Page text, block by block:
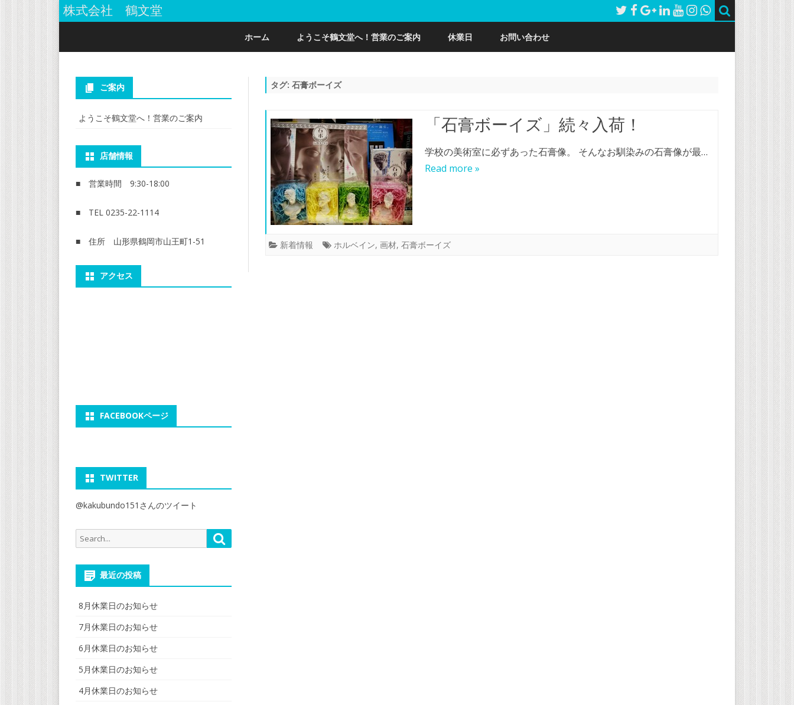
株式会社 鶴文堂
to
content
ホーム ようこそ鶴文堂へ！営業のご案内 休業日 お問い合わせ
タグ:石膏ボーイズ
「石膏ボーイズ」続々入荷！
学校の美術室に必ずあった石膏像。 そんなお馴染みの石膏像が最…
Read more »
新着情報 ホルベイン, 画材,石膏ボーイズ
ご案内
ようこそ鶴文堂へ！営業のご案内
店舗情報
■ 営業時間 9:30-18:00
■ TEL 0235-22-1114
■ 住所 山形県鶴岡市山王町1-51
アクセス
FACEBOOKページ
TWITTER
@kakubundo151さんのツイート
Search
for:
最近の投稿
8月休業日のお知らせ
7月休業日のお知らせ
6月休業日のお知らせ
5月休業日のお知らせ
4月休業日のお知らせ